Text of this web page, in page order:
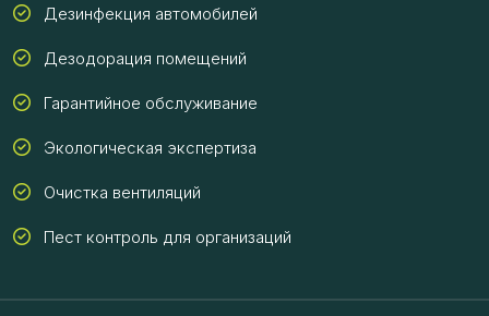
Дезинфекция автомобилей
Дезодорация помещений
Гарантийное обслуживание
Экологическая экспертиза
Очистка вентиляций
Пест контроль для организаций